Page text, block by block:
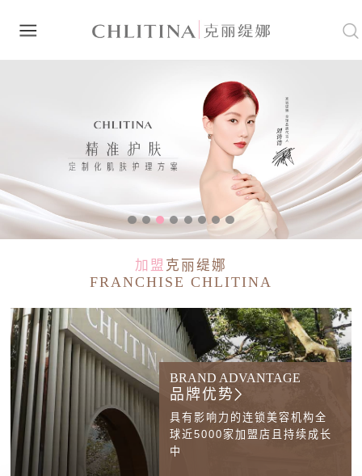
加盟 克丽缇娜
FRANCHISE CHLITINA
BRAND ADVANTAGE
品牌优势
具有影响力的连锁美容机构全
球近5000家加盟店且持续成长
中